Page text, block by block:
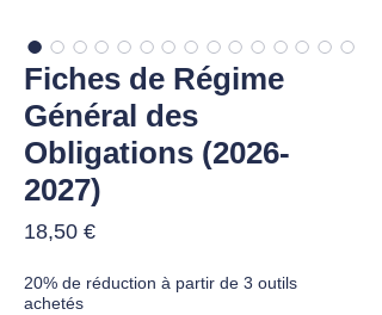
Fiches de Régime
Général des
Obligations (2026-
2027)
18,50 €Prix
20% de réduction à partir de 3 outils
achetés